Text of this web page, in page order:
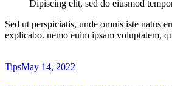
Dipiscing elit, sed do eiusmod
Sed ut perspiciatis, unde omnis iste natus
explicabo. nemo enim ipsam voluptatem,
TipsMay 14, 2022